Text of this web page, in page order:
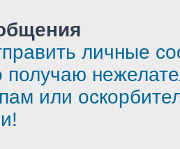
личные
получаю
или